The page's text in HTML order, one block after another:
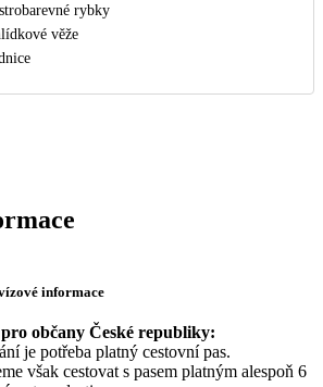
rybky
věže
informace
občany České republiky:
je potřeba platný cestovní pas.
však cestovat s pasem platným alespoň 6